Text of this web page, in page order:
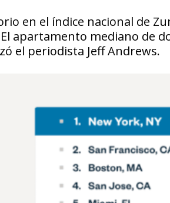
en el índice nacional de
apartamento mediano de
el periodista Jeff Andrews.